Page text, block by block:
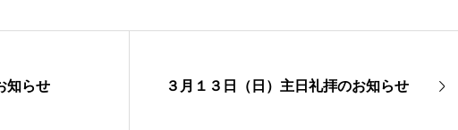
知らせ ３月１３日（日）主日礼拝のお知らせ